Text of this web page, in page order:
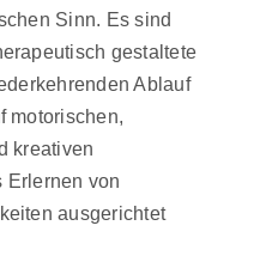
Sinn. Es sind
gestaltete
Ablauf
motorischen,
kreativen
Erlernen von
ausgerichtet